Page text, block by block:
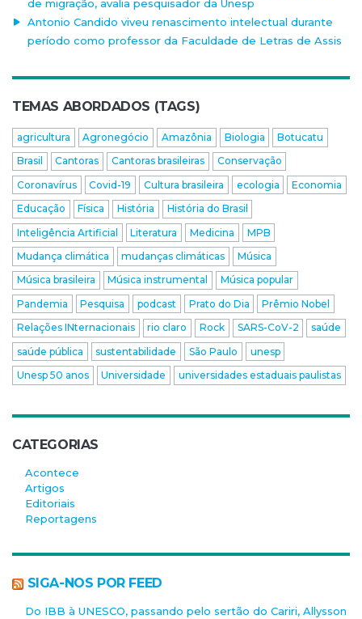
de migração, avalia pesquisador da Unesp
Antonio Candido viveu renascimento intelectual durante
período como professor da Faculdade de Letras de Assis
TEMAS ABORDADOS (TAGS)
agricultura Agronegócio Amazônia Biologia
Botucatu
Brasil
Cantoras Cantoras brasileiras
Conservação
Coronavírus
Covid-19 Cultura brasileira ecologia
Economia
Educação
Física História
História do Brasil
Inteligência Artificial
Literatura Medicina
MPB
Mudança climática
mudanças climáticas
Música
Música brasileira
Música instrumental
Música popular
Pandemia
Pesquisa podcast Prato do Dia
Prêmio Nobel
Relações INternacionais
rio claro Rock SARS-CoV-2
saúde
saúde pública
sustentabilidade São Paulo
unesp
Unesp 50 anos
Universidade universidades estaduais paulistas
CATEGORIAS
Acontece
Artigos
Editoriais
Reportagens
SIGA-NOS POR FEED
Do IBB à UNESCO, passando pelo sertão do Cariri, Allysson